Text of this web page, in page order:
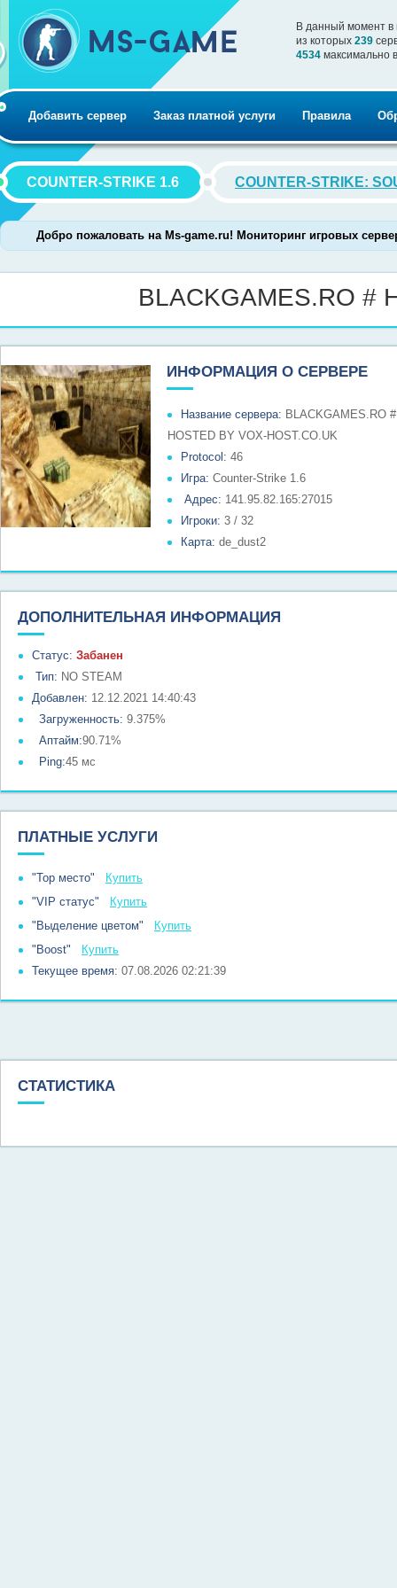
В данный момент в
из которых 239
4534 максимально
Добавить сервер Заказ платной услуги Правила
COUNTER-STRIKE 1.6 COUNTER-STRIKE:
Добро пожаловать на Ms-game.ru! Мониторинг игровых
BLACKGAMES.RO #
ИНФОРМАЦИЯ О СЕРВЕРЕ
Название сервера: BLACKGAMES.RO #
HOSTED BY VOX-HOST.CO.UK
Protocol: 46
Игра: Counter-Strike 1.6
Адрес: 141.95.82.165:27015
Игроки: 3 / 32
Карта: de_dust2
ДОПОЛНИТЕЛЬНАЯ ИНФОРМАЦИЯ
Статус: Забанен
Тип: NO STEAM
Добавлен: 12.12.2021 14:40:43
Загруженность: 9.375%
Аптайм:90.71%
Ping:45 мс
ПЛАТНЫЕ УСЛУГИ
"Top место"
Купить
"VIP статус"
Купить
"Выделение цветом"
Купить
"Boost"
Купить
Текущее время: 07.08.2026 02:21:39
СТАТИСТИКА